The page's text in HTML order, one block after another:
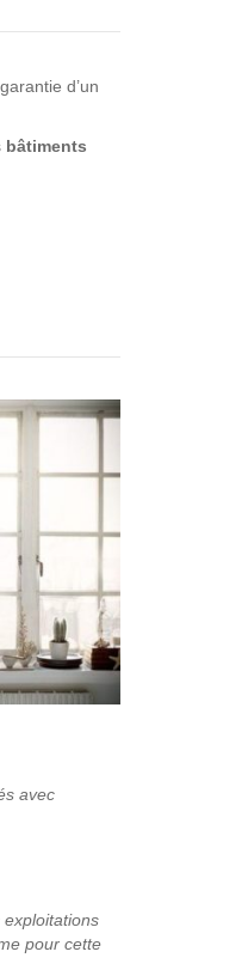
d’un
bâtiments
avec
exploitations
pour cette